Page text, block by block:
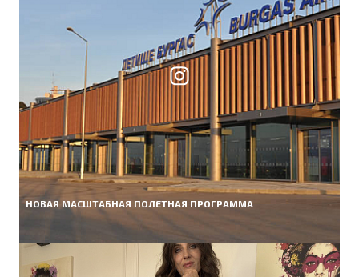
НОВАЯ МАСШТАБНАЯ ПОЛЕТНАЯ ПРОГРАММА